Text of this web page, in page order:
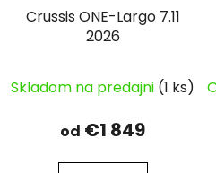
Crussis ONE-Largo 7.11
2026
Skladom na predajni (1 ks)
od €1 849